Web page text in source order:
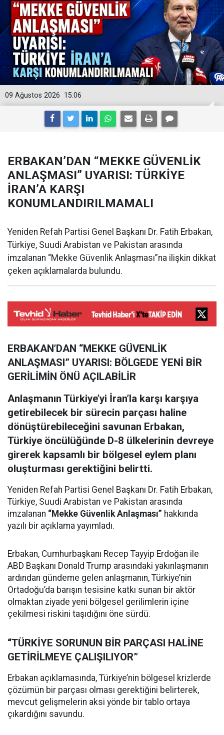
15:06
09 Ağustos 2026
ERBAKAN’DAN “MEKKE GÜVENLİK
ANLAŞMASI” UYARISI: TÜRKİYE
İRAN’A KARŞI
KONUMLANDIRILMAMALI
Yeniden Refah Partisi Genel Başkanı Dr. Fatih Erbakan,
Türkiye, Suudi Arabistan ve Pakistan arasında
imzalanan “Mekke Güvenlik Anlaşması”na ilişkin dikkat
çeken açıklamalarda bulundu.
ERBAKAN’DAN “MEKKE GÜVENLİK
ANLAŞMASI” UYARISI: BÖLGEDE YENİ BİR
GERİLİMİN ÖNÜ AÇILABİLİR
Anlaşmanın Türkiye’yi İran’la karşı karşıya
getirebilecek bir sürecin parçası haline
dönüştürebileceğini savunan Erbakan,
Türkiye öncülüğünde D-8 ülkelerinin devreye
girerek kapsamlı bir bölgesel eylem planı
oluşturması gerektiğini belirtti.
Yeniden Refah Partisi Genel Başkanı Dr. Fatih Erbakan,
Türkiye, Suudi Arabistan ve Pakistan arasında
imzalanan “Mekke Güvenlik Anlaşması” hakkında
yazılı bir açıklama yayımladı.
Erbakan, Cumhurbaşkanı Recep Tayyip Erdoğan ile
ABD Başkanı Donald Trump arasındaki yakınlaşmanın
ardından gündeme gelen anlaşmanın, Türkiye’nin
Ortadoğu’da barışın tesisine katkı sunan bir aktör
olmaktan ziyade yeni bölgesel gerilimlerin içine
çekilmesi riskini taşıdığını öne sürdü.
“TÜRKİYE SORUNUN BİR PARÇASI HALİNE
GETİRİLMEYE ÇALIŞILIYOR”
Erbakan açıklamasında, Türkiye’nin bölgesel krizlerde
çözümün bir parçası olması gerektiğini belirterek,
mevcut gelişmelerin aksi yönde bir tablo ortaya
çıkardığını savundu.